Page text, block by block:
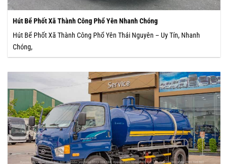
Hút Bể Phốt Xã Thành Công Phổ Yên Nhanh Chóng
Hút Bể Phốt Xã Thành Công Phổ Yên Thái Nguyên – Uy Tín, Nhanh
Chóng,